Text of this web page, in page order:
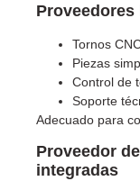
Tornos
Piezas
Control de
Soporte
Adecuado para
Proveedor
integradas